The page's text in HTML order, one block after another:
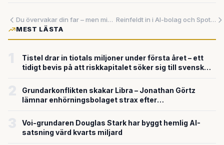
Du övervakar din far – men minns han att han gav sitt tillstånd?
Reinfeldt in i AI-bolag och Spotify-veteran utmanar musikbranschen – ur ett svenskt techekosystem i rörelse
MEST LÄSTA
Tistel drar in tiotals miljoner under första året – ett
tidigt bevis på att riskkapitalet söker sig till svensk
Grundarkonflikten skakar Libra – Jonathan Görtz
lämnar enhörningsbolaget strax efter
Voi-grundaren Douglas Stark har byggt hemlig AI-
satsning värd kvarts miljard